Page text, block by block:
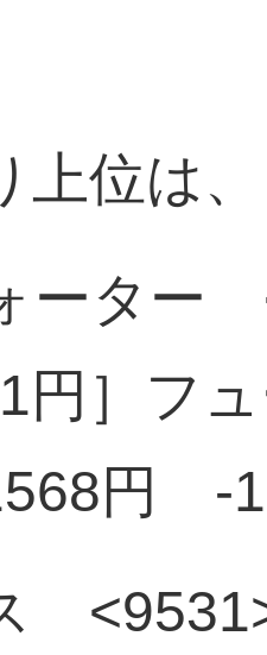
位は、
ーター
］フ
円 -